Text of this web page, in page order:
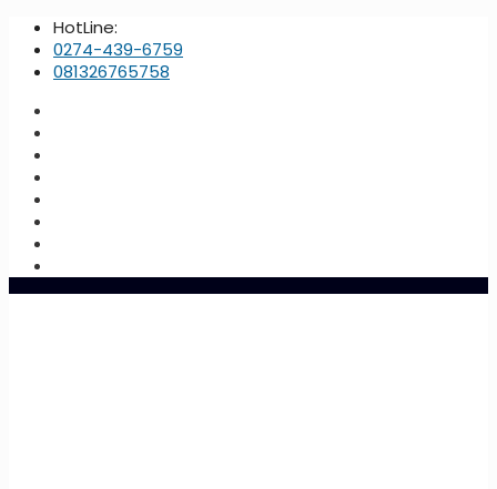
HotLine:
0274-439-6759
081326765758